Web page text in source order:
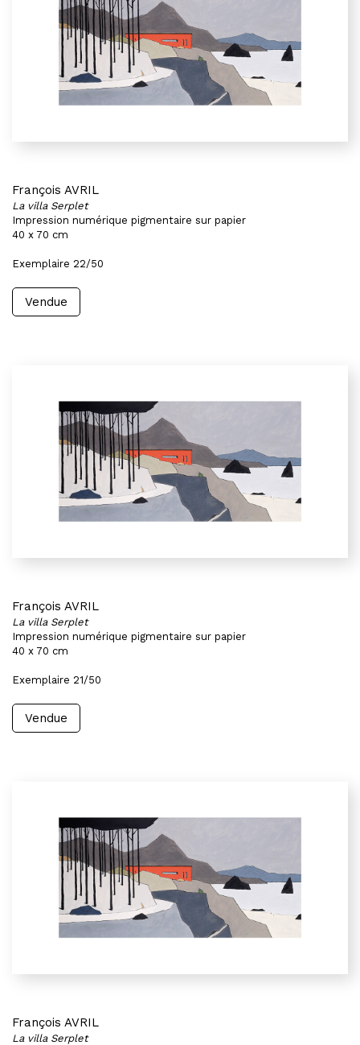
François AVRIL
La villa Serplet
Impression numérique pigmentaire sur papier
40 x 70 cm
Exemplaire 22/50
Vendue
François AVRIL
La villa Serplet
Impression numérique pigmentaire sur papier
40 x 70 cm
Exemplaire 21/50
Vendue
François AVRIL
La villa Serplet